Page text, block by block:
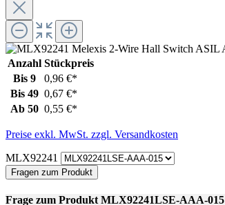
Anzahl Stückpreis
Bis 9
0,96 €*
Bis 49 0,67 €*
Ab 50 0,55 €*
Preise exkl. MwSt. zzgl. Versandkosten
MLX92241
Fragen zum Produkt
Frage zum Produkt MLX92241LSE-AAA-015